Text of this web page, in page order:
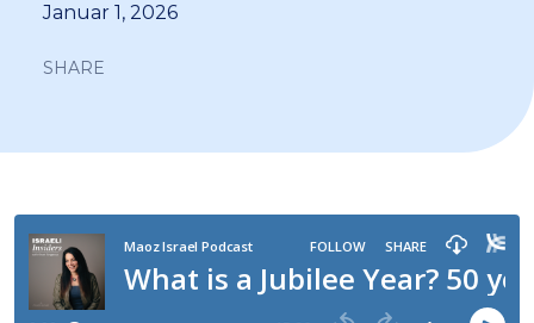
Januar 1, 2026
SHARE